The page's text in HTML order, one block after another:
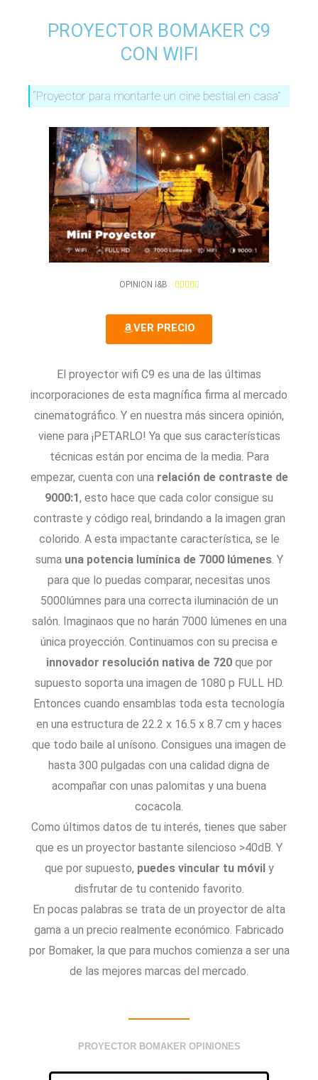
PROYECTOR BOMAKER C9
CON WIFI
“Proyector para montarte un cine bestial en casa”
OPINION I&B 4
7
5
VER PRECIO
El proyector wifi C9 es una de las últimas
incorporaciones de esta magnífica firma al mercado
cinematográfico. Y en nuestra más sincera opinión,
viene para ¡PETARLO! Ya que sus características
técnicas están por encima de la media. Para
empezar, cuenta con una relación de contraste de
9000:1, esto hace que cada color consigue su
contraste y código real, brindando a la imagen gran
colorido. A esta impactante característica, se le
suma una potencia lumínica de 7000 lúmenes. Y
para que lo puedas comparar, necesitas unos
5000lúmnes para una correcta iluminación de un
salón. Imaginaos que no harán 7000 lúmenes en una
única proyección. Continuamos con su precisa e
innovador resolución nativa de 720que por
supuesto soporta una imagen de 1080 p FULL HD.
Entonces cuando ensamblas toda esta tecnología
en una estructura de 22.2 x 16.5 x 8.7 cm y haces
que todo baile al unísono. Consigues una imagen de
hasta 300 pulgadas con una calidad digna de
acompañar con unas palomitas y una buena
cocacola.
Como últimos datos de tu interés, tienes que saber
que es un proyector bastante silencioso >40dB. Y
que por supuesto, puedes vincular tu móvily
disfrutar de tu contenido favorito.
En pocas palabras se trata de un proyector de alta
gama a un precio realmente económico. Fabricado
por Bomaker, la que para muchos comienza a ser una
de las mejores marcas del mercado.
PROYECTOR BOMAKER OPINIONES